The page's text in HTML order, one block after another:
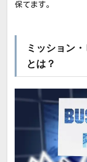
保てます。
ミッション
とは？